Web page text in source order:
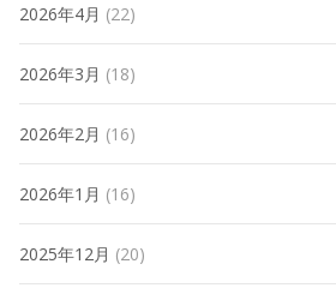
2026年4月 (22)
2026年3月 (18)
2026年2月 (16)
2026年1月 (16)
2025年12月 (20)